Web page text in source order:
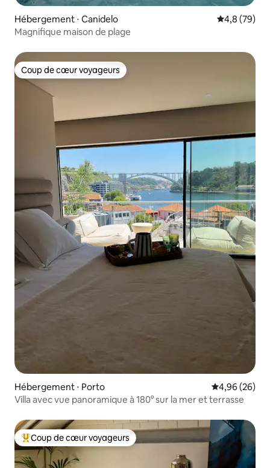
Hébergement ⋅ Canidelo Évaluation
4,8 (79)
Magnifique maison de plage
Coup de cœur voyageurs
Coup de cœur voyageurs
Hébergement ⋅ Porto Évaluation
4,96 (26)
Villa avec vue panoramique à 180° sur la mer et terrasse
Coups de cœur voyageurs les plus appréciés
Coup de cœur voyageurs